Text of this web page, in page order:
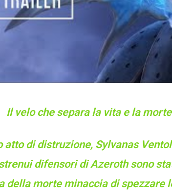
Il velo che separa la vita e la
atto di distruzione, Sylvanas
difensori di Azeroth sono
della morte minaccia di spezzare